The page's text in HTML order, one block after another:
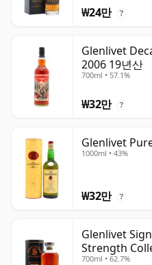
₩24만 ?
Glenlivet
2006 19년산
700ml • 57.1%
₩32만 ?
Glenlivet
1000ml • 43%
₩32만 ?
Glenlivet
Strength
700ml • 62.7%